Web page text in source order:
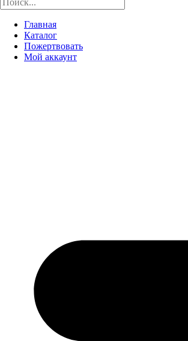
Главная
Каталог
Пожертвовать
Мой аккаунт